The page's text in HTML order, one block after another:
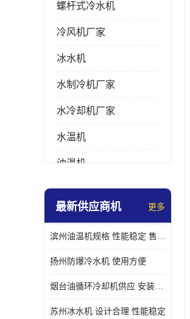
螺杆式冷水机
冷风机厂家
冰水机
水制冷机厂家
水冷却机厂家
水温机
油温机
冰热一体机
油冷却机厂家
最新供应商机 更多
滨州油温机规格 性能稳定 售后方便
扬州防爆冷水机 使用方便
烟台油循环冷却机供应 安装方便
苏州冰水机 设计合理 性能稳定